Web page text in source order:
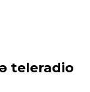
teleradio